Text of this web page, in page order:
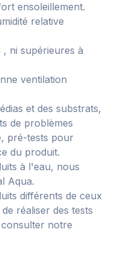
ensoleillement.
relative
ni supérieures à
ventilation
et des substrats,
de problèmes
pré-tests pour
du produit.
à l'eau, nous
Aqua.
différents de ceux
réaliser des tests
notre